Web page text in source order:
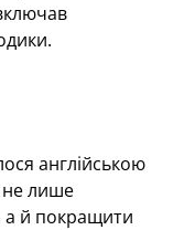
англійською
лише
а й покращити